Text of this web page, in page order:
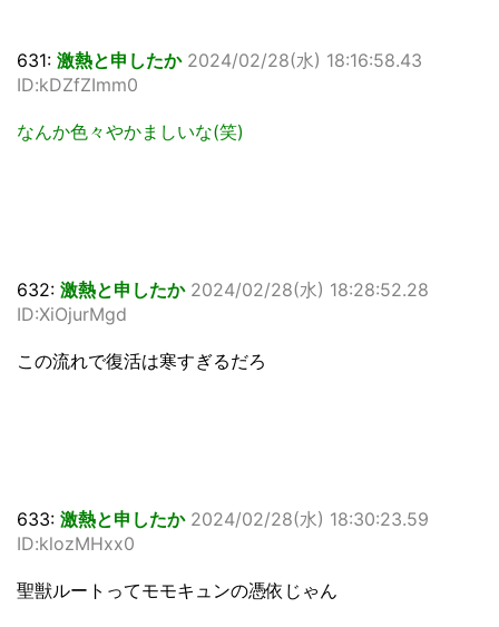
631: 激熱と申したか 2024/02/28(水) 18:16:58.43
ID:kDZfZImm0
なんか色々やかましいな(笑)
632: 激熱と申したか 2024/02/28(水) 18:28:52.28
ID:XiOjurMgd
この流れで復活は寒すぎるだろ
633: 激熱と申したか 2024/02/28(水) 18:30:23.59
ID:klozMHxx0
聖獣ルートってモモキュンの憑依じゃん